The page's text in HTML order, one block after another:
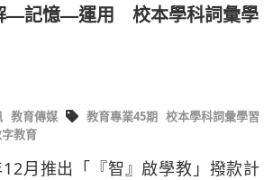
—記憶—運用 校本學科詞彙學
教育傳媒 教育專業45期 校本學科詞彙學習
教育
月推出「『智』啟學教」撥款計